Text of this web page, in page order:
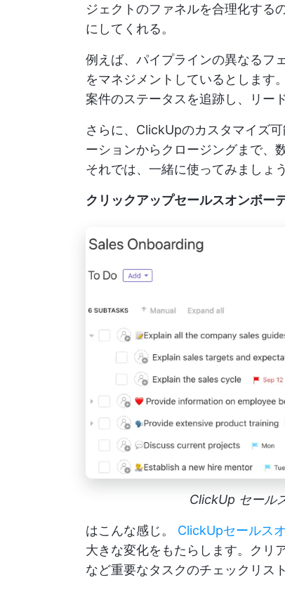
ジェクトのファネルを合理化する
にしてくれる。
例えば、パイプラインの異なるフ
をマネジメントしているとします
案件のステータスを追跡し、リー
さらに、ClickUpのカスタマイズ
ーションからクロージングまで、
それでは、一緒に使ってみましょう
クリックアップセールスオンボー
ClickUp セール
はこんな感じ。 ClickUpセールス
大きな変化をもたらします。クリ
など重要なタスクのチェックリス